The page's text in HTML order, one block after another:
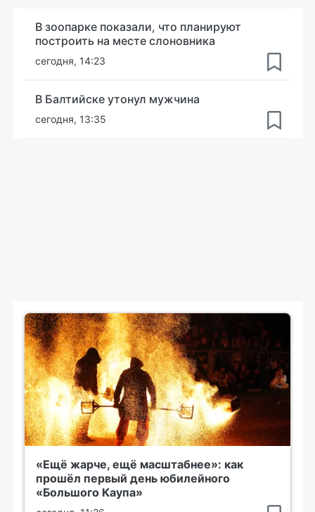
В зоопарке показали, что планируют
построить на месте слоновника
сегодня, 14:23
В Балтийске утонул мужчина
сегодня, 13:35
«Ещё жарче, ещё масштабнее»: как
прошёл первый день юбилейного
«Большого Каупа»